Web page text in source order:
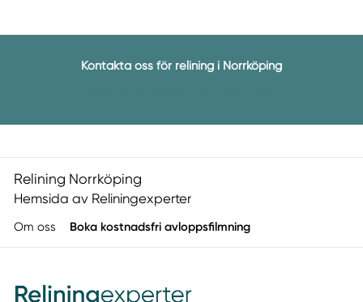
Kontakta oss för relining i Norrköping
Relining Norrköping
Hemsida av Reliningexperter
Om oss Boka kostnadsfri avloppsfilmning